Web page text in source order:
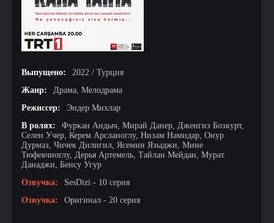
Выпущено:
2022 / Турция
Жанр:
Драма, Мелодрама
Режиссер:
Эндер Михлар
В ролях:
Фуркан Андыч, Мирай Данер, Дженгиз Бозкурт,
Селен Учер, Керем Арсланоглу, Низам Намидар, Онур
Дурмаз, Чичек Дилигил, Ясемин Языджи, Мине
Тюфекчиоглу, Дерья Артемель, Тайлан Мейдан, Мурат
Данаджи, Бенсу Угур
Озвучка:
SesDizi - 10 серия
Озвучка:
Оригинал - 20 серия